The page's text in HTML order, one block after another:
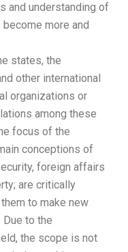
the world, to have an
current international
Besides the relations
relationships between
actors such as
transnational bodies and
non-state organizations
discipline. In this
international relations;
and claims of authority
analysed by students
explanations and
interdisciplinary nature of